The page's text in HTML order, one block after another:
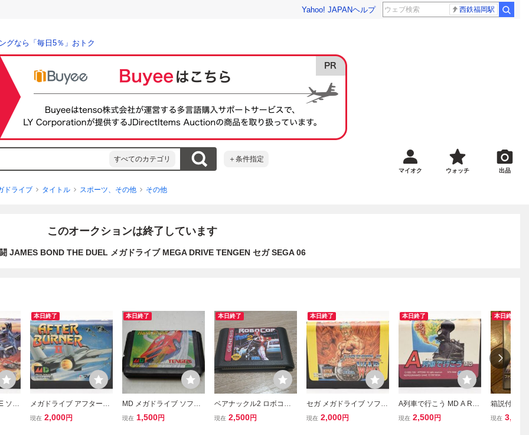
Yahoo! JAPANヘルプ 西鉄福岡駅
グなら「毎日5％」おトク
すべてのカテゴリ ＋条件指定
マイオク ウォッチ 出品
ドライブ タイトル スポーツ、その他 その他
このオークションは終了しています
JAMES BOND THE DUEL メガドライブ MEGA DRIVE TENGEN セガ SEGA 06
ソフ
本日終了
メガドライブ アフターバ
ーナー2 Mega Drive MD
現在 2,000円
本日終了
MD メガドライブ ソフト
ハードドライビン
現在 1,500円
本日終了
ベアナックル2 ロボコッ
プ メガドライブ
現在 2,500円
本日終了
セガ メガドライブ ソフト
SEGA MEGA DRIVE MD
現在 2,000円
本日終了
A列車で行こう MD A Res
sha de Ikou MD SEGA/メ
現在 2,500円
本日終了
箱説付き
ト・ワン
現在 3,580